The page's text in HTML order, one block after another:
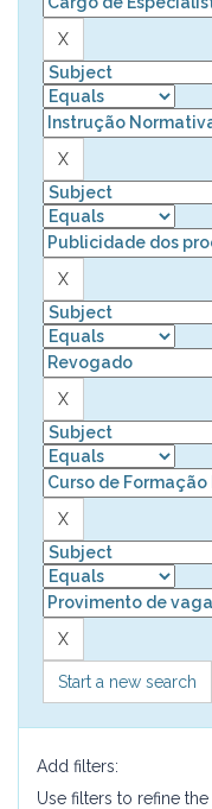
Start a new search
Add filters:
Use filters to refine the